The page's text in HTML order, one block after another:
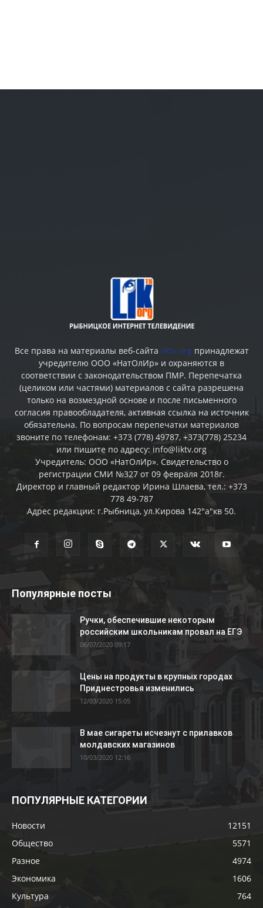
Все права на материалы веб-сайта liktv.org принадлежат
учредителю ООО «НатОлИр» и охраняются в
соответствии с законодательством ПМР. Перепечатка
(целиком или частями) материалов c сайта разрешена
только на возмездной основе и после письменного
согласия правообладателя, активная ссылка на источник
обязательна. По вопросам перепечатки материалов
звоните по телефонам: +373 (778) 49787, +373(778) 25234
или пишите по адресу: info@liktv.org
Учредитель: ООО «НатОлИр». Свидетельство о
регистрации СМИ №327 от 09 февраля 2018г.
Директор и главный редактор Ирина Шлаева, тел.: +373
778 49-787
Адрес редакции: г.Рыбница, ул.Кирова 142"а"кв 50.
Популярные посты
Ручки, обеспечившие некоторым
российским школьникам провал на ЕГЭ
06/07/2020 09:17
Цены на продукты в крупных городах
Приднестровья изменились
12/03/2020 15:05
В мае сигареты исчезнут с прилавков
молдавских магазинов
10/03/2020 12:16
ПОПУЛЯРНЫЕ КАТЕГОРИИ
Новости
12151
Общество
5571
Разное
4974
Экономика
1606
Культура
764